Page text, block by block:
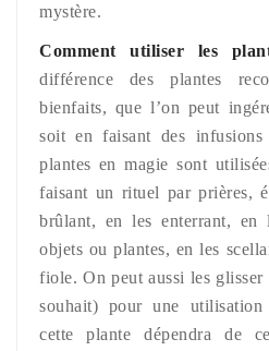
mystère.
Comment utiliser les
différence des plantes
bienfaits, que l’on peut
soit en faisant des
plantes en magie sont
faisant un rituel par prières,
brûlant, en les enterrant, en
objets ou plantes, en les
fiole. On peut aussi les glisser
souhait) pour une
cette plante dépendra de